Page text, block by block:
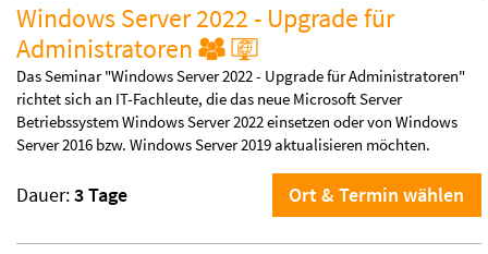
Windows Server 2022 - Upgrade für
Administratoren
Das Seminar "Windows Server 2022 - Upgrade für Administratoren"
richtet sich an IT-Fachleute, die das neue Microsoft Server
Betriebssystem Windows Server 2022 einsetzen oder von Windows
Server 2016 bzw. Windows Server 2019 aktualisieren möchten.
Dauer:3 Tage Ort & Termin wählen